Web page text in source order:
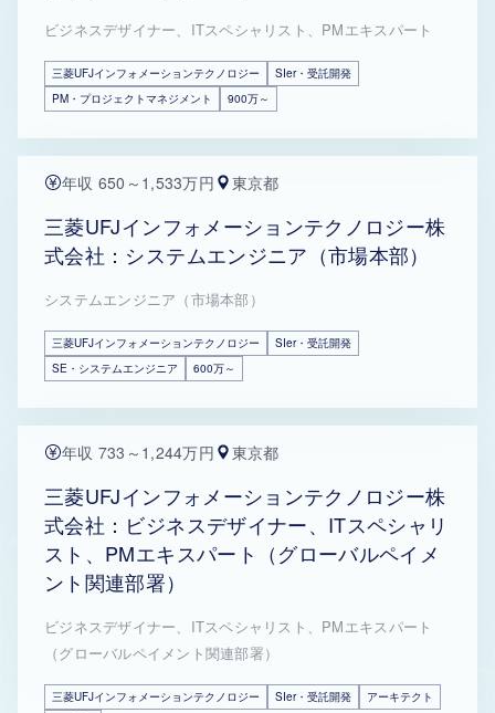
ビジネスデザイナー、ITスペシャリスト、PMエキスパート
三菱UFJインフォメーションテクノロジー
SIer・受託開発
PM・プロジェクトマネジメント
900万～
年収 650～1,533万円 東京都
三菱UFJインフォメーションテクノロジー株
式会社：システムエンジニア（市場本部）
システムエンジニア（市場本部）
三菱UFJインフォメーションテクノロジー
SIer・受託開発
SE・システムエンジニア
600万～
年収 733～1,244万円 東京都
三菱UFJインフォメーションテクノロジー株
式会社：ビジネスデザイナー、ITスペシャリ
スト、PMエキスパート（グローバルペイメ
ント関連部署）
ビジネスデザイナー、ITスペシャリスト、PMエキスパート
（グローバルペイメント関連部署）
三菱UFJインフォメーションテクノロジー SIer・受託開発
アーキテクト